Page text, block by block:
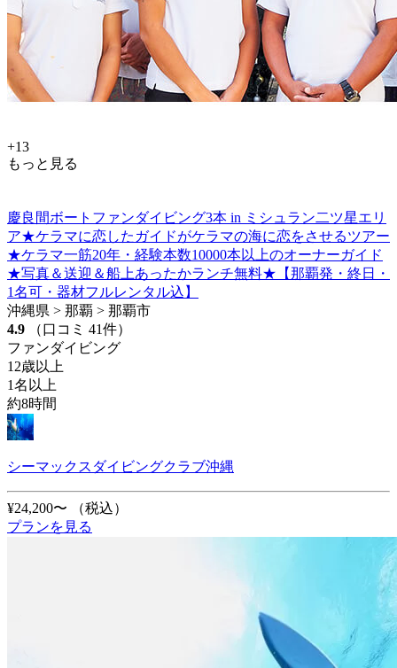
+13
もっと見る
慶良間ボートファンダイビング3本 in ミシュラン二ツ星エリ
ア★ケラマに恋したガイドがケラマの海に恋をさせるツアー
★ケラマ一筋20年・経験本数10000本以上のオーナーガイド
★写真＆送迎＆船上あったかランチ無料★【那覇発・終日・
1名可・器材フルレンタル込】
沖縄県 > 那覇 > 那覇市
4.9
（口コミ 41件）
ファンダイビング
12歳以上
1名以上
約8時間
シーマックスダイビングクラブ沖縄
¥24,200〜
（税込）
プランを見る